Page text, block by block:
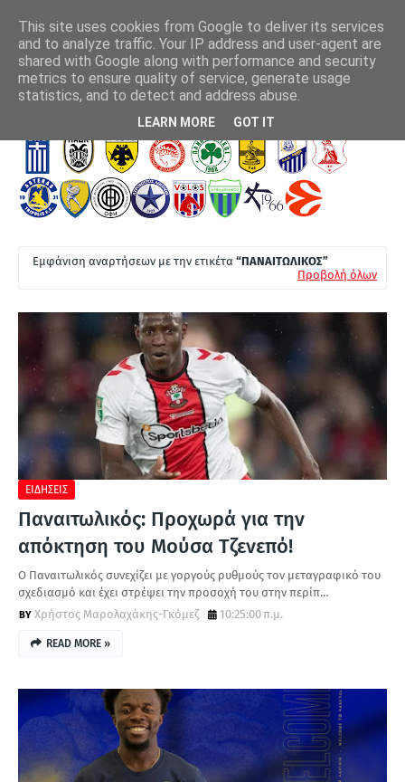
Ε
Υ
Τσιμίκας: 6 χρόνια στην Λίβερπουλ, το μήνυμα των Άγγλων
Εμφάνιση αναρτήσεων με την ετικέτα
ΠΑΝΑΙΤΩΛΙΚΟΣ
Προβολή όλων
ΕΙΔΗΣΕΙΣ
Παναιτωλικός: Προχωρά για την
απόκτηση του Μούσα Τζενεπό!
Ο Παναιτωλικός συνεχίζει με γοργούς ρυθμούς τον μεταγραφικό του
σχεδιασμό και έχει στρέψει την προσοχή του στην περίπ…
Χρήστος Μαρολαχάκης-Γκόμεζ
10:25:00 π.μ.
READ MORE »
This site uses cookies from Google to deliver its services
and to analyze traffic. Your IP address and user-agent are
shared with Google along with performance and security
metrics to ensure quality of service, generate usage
statistics, and to detect and address abuse.
LEARN MORE GOT IT